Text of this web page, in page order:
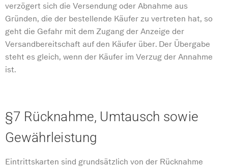
verzögert sich die Versendung oder Abnahme aus
Gründen, die der bestellende Käufer zu vertreten hat, so
geht die Gefahr mit dem Zugang der Anzeige der
Versandbereitschaft auf den Käufer über. Der Übergabe
steht es gleich, wenn der Käufer im Verzug der Annahme
ist.
§7 Rücknahme, Umtausch sowie
Gewährleistung
Eintrittskarten sind grundsätzlich von der Rücknahme